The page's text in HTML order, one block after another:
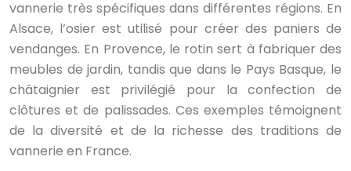
vannerie très spécifiques dans différentes régions. En
Alsace, l’osier est utilisé pour créer des paniers de
vendanges. En Provence, le rotin sert à fabriquer des
meubles de jardin, tandis que dans le Pays Basque, le
châtaignier est privilégié pour la confection de
clôtures et de palissades. Ces exemples témoignent
de la diversité et de la richesse des traditions de
vannerie en France.